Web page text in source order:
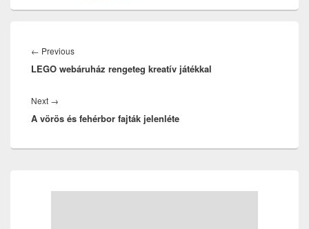
navigáció
← PreviousPrevious
post:
LEGO webáruház rengeteg kreatív játékkal
Next →
post:
A vörös és fehérbor fajták jelenléte